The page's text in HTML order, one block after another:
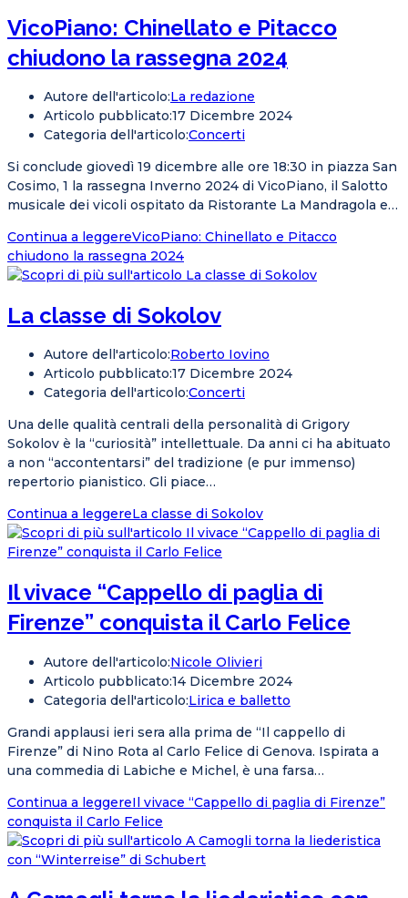
VicoPiano: Chinellato e Pitacco
chiudono la rassegna 2024
Autore dell'articolo:La redazione
Articolo pubblicato:17 Dicembre 2024
Categoria dell'articolo:Concerti
Si conclude giovedì 19 dicembre alle ore 18:30 in piazza San
Cosimo, 1 la rassegna Inverno 2024 di VicoPiano, il Salotto
musicale dei vicoli ospitato da Ristorante La Mandragola e…
Continua a leggereVicoPiano: Chinellato e Pitacco
chiudono la rassegna 2024
La classe di Sokolov
Autore dell'articolo:Roberto Iovino
Articolo pubblicato:17 Dicembre 2024
Categoria dell'articolo:Concerti
Una delle qualità centrali della personalità di Grigory
Sokolov è la “curiosità” intellettuale. Da anni ci ha abituato
a non “accontentarsi” del tradizione (e pur immenso)
repertorio pianistico. Gli piace…
Continua a leggereLa classe di Sokolov
Il vivace “Cappello di paglia di
Firenze” conquista il Carlo Felice
Autore dell'articolo:Nicole Olivieri
Articolo pubblicato:14 Dicembre 2024
Categoria dell'articolo:Lirica e balletto
Grandi applausi ieri sera alla prima de “Il cappello di
Firenze” di Nino Rota al Carlo Felice di Genova. Ispirata a
una commedia di Labiche e Michel, è una farsa…
Continua a leggereIl vivace “Cappello di paglia di Firenze”
conquista il Carlo Felice